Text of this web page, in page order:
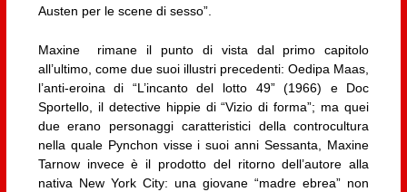
Austen per le scene di sesso”.
Maxine rimane il punto di vista dal primo capitolo
all’ultimo, come due suoi illustri precedenti: Oedipa Maas,
l’anti-eroina di “L’incanto del lotto 49” (1966) e Doc
Sportello, il detective hippie di “Vizio di forma”; ma quei
due erano personaggi caratteristici della controcultura
nella quale Pynchon visse i suoi anni Sessanta, Maxine
Tarnow invece è il prodotto del ritorno dell’autore alla
nativa New York City: una giovane “madre ebrea” non